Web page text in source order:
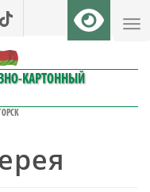
КАРТОННЫЙ